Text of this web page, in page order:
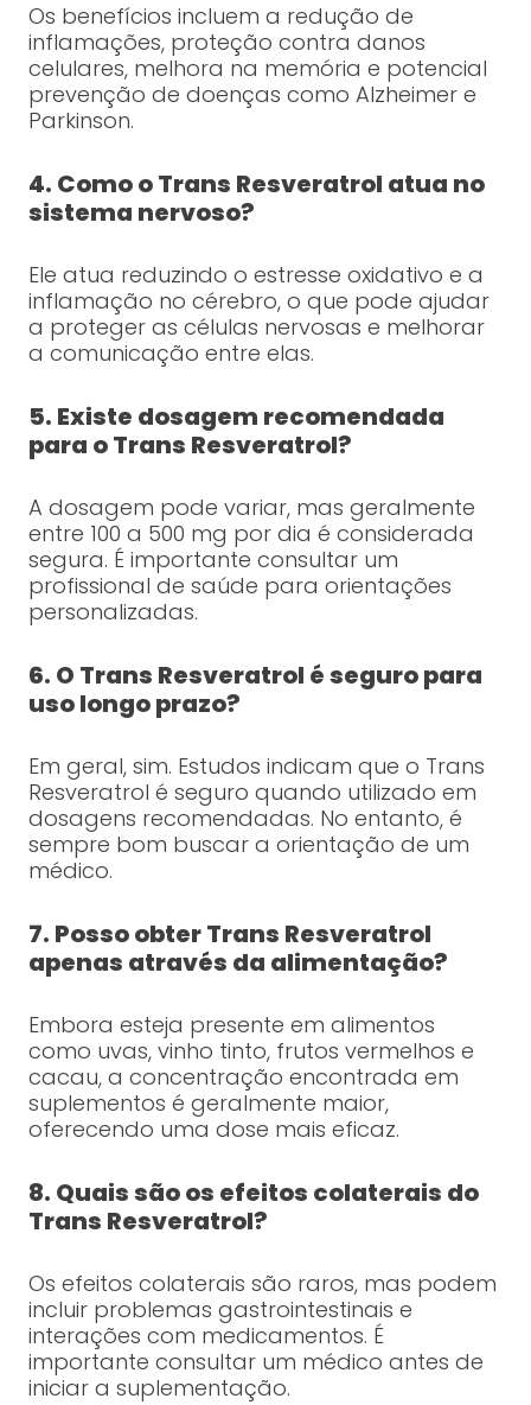
Os benefícios incluem a redução de
inflamações, proteção contra danos
celulares, melhora na memória e potencial
prevenção de doenças como Alzheimer e
Parkinson.
4. Como o Trans Resveratrol atua no
sistema nervoso?
Ele atua reduzindo o estresse oxidativo e a
inflamação no cérebro, o que pode ajudar
a proteger as células nervosas e melhorar
a comunicação entre elas.
5. Existe dosagem recomendada
para o Trans Resveratrol?
A dosagem pode variar, mas geralmente
entre 100 a 500 mg por dia é considerada
segura. É importante consultar um
profissional de saúde para orientações
personalizadas.
6. O Trans Resveratrol é seguro para
uso longo prazo?
Em geral, sim. Estudos indicam que o Trans
Resveratrol é seguro quando utilizado em
dosagens recomendadas. No entanto, é
sempre bom buscar a orientação de um
médico.
7. Posso obter Trans Resveratrol
apenas através da alimentação?
Embora esteja presente em alimentos
como uvas, vinho tinto, frutos vermelhos e
cacau, a concentração encontrada em
suplementos é geralmente maior,
oferecendo uma dose mais eficaz.
8. Quais são os efeitos colaterais do
Trans Resveratrol?
Os efeitos colaterais são raros, mas podem
incluir problemas gastrointestinais e
interações com medicamentos. É
importante consultar um médico antes de
iniciar a suplementação.